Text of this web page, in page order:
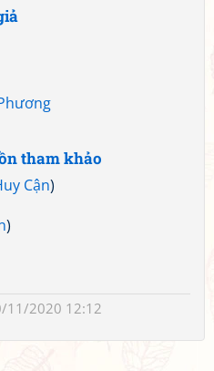
tham khảo
Cận)
)
11/2020 12:12